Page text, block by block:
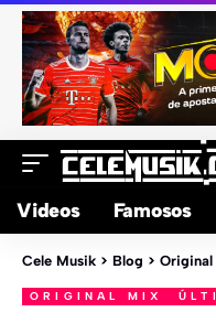
Videos Famosos
Cele Musik > Blog >
ORIGINAL MIX